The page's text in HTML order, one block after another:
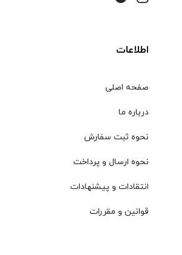
اطلاعات
صفحه اصلی
درباره ما
نحوه ثبت سفارش
نحوه ارسال و پرداخت
انتقادات و پیشنهادات
قوانین و مقررات